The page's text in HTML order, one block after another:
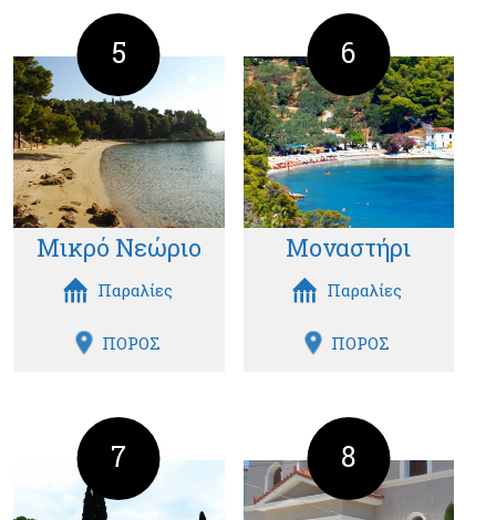
5
Μικρό Νεώριο
Παραλίες
ΠΟΡΟΣ
6
Μοναστήρι
Παραλίες
ΠΟΡΟΣ
7 8